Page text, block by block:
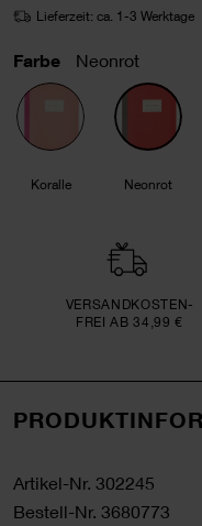
Lieferzeit: ca. 1-3 Werktage
Farbe Neonrot
Koralle Neonrot
VERSAND­KOSTEN­
FREI AB 34,99 €
Artikel-Nr. 302245
Bestell-Nr. 3680773